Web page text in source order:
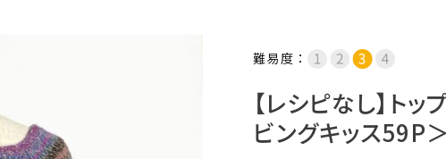
難易度：
【レシピなし】ト
ビングキッス59P